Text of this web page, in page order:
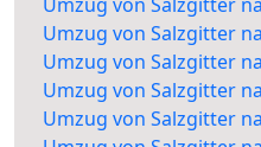
Umzug von Salzgitter
Umzug von Salzgitter
Umzug von Salzgitter
Umzug von Salzgitter